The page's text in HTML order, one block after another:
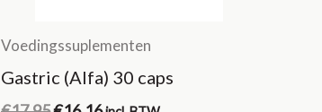
Voedingssuplementen
Gastric (Alfa) 30 caps